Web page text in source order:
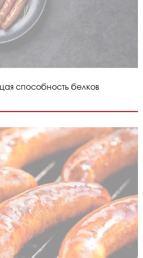
способность белков